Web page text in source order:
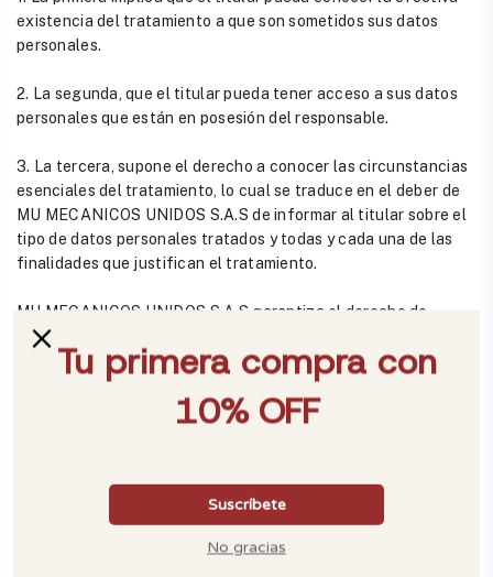
existencia del tratamiento a que son sometidos sus datos
personales.
2. La segunda, que el titular pueda tener acceso a sus datos
personales que están en posesión del responsable.
3. La tercera, supone el derecho a conocer las circunstancias
esenciales del tratamiento, lo cual se traduce en el deber de
MU MECANICOS UNIDOS S.A.S de informar al titular sobre el
tipo de datos personales tratados y todas y cada una de las
finalidades que justifican el tratamiento.
MU MECANICOS UNIDOS S.A.S garantiza el derecho de
acceso cuando, previa acreditación de la identidad del titular
o personalidad de su representante, se ponga a disposición de
éste, de manera gratuita, el detalle de los datos personales a
través de medios electrónicos que permitan el acceso directo
5.2 Consultas.
MU MECANICOS UNIDOS S.A.S. garantiza el derecho de